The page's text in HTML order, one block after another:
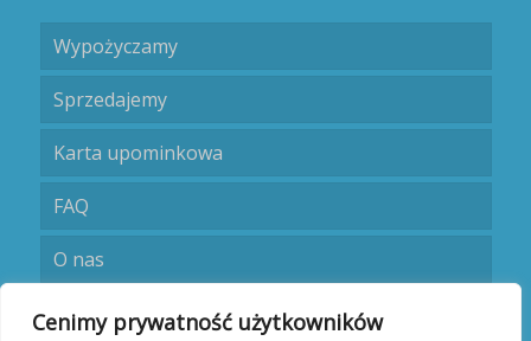
Cenimy prywatność użytkowników
Wypożyczamy
Sprzedajemy
Karta upominkowa
FAQ
O nas
Umów się